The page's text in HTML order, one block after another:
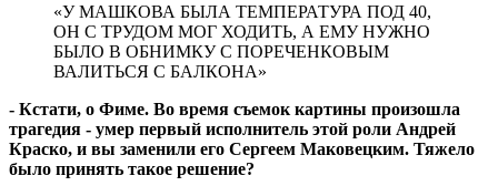
«У МАШКОВА БЫЛА ТЕМПЕРАТУРА ПОД 40,
ОН С ТРУДОМ МОГ ХОДИТЬ, А ЕМУ НУЖНО
БЫЛО В ОБНИМКУ С ПОРЕЧЕНКОВЫМ
ВАЛИТЬСЯ С БАЛКОНА»
- Кстати, о Фиме. Во время съемок картины произошла
трагедия - умер первый исполнитель этой роли Андрей
Краско, и вы заменили его Сергеем Маковецким. Тяжело
было принять такое решение?